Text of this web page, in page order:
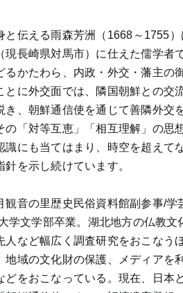
と伝える雨森芳洲（1668～1755
現長崎県対馬市）に仕えた儒学者
るかたわら、内政・外交・藩主の
とに外交面では、隣国朝鮮との交
き、朝鮮通信使を通じて善隣外交
「対等互恵」「相互理解」の思
識にも当てはまり、時空を超えて
を示し続けています。
音の里歴史民俗資料館副参事/学
学文学部卒業。湖北地方の仏教文
人など幅広く調査研究をおこなう
地域の文化財の保護、メディアを
どをおこなっている。現在、日本